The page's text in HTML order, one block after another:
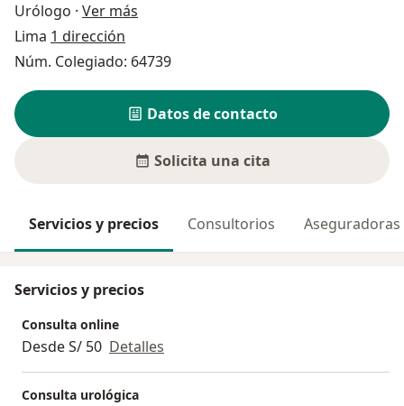
Urólogo · Ver más
Lima 1 dirección
Núm. Colegiado: 64739
Datos de contacto
Solicita una cita
Servicios y precios Consultorios Aseguradoras
Servicios y precios
Consulta online
Desde S/ 50 Detalles
Consulta urológica